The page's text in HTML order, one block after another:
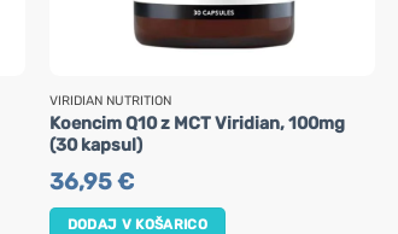
VIRIDIAN NUTRITION
Koencim Q10 z MCT Viridian, 100mg
(30 kapsul)
36,95€
DODAJ V KOŠARICO